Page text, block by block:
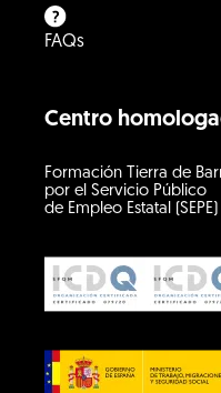
Centro
Formación Tierra de
por el Servicio Público
de Empleo Estatal (SEPE)
FAQs